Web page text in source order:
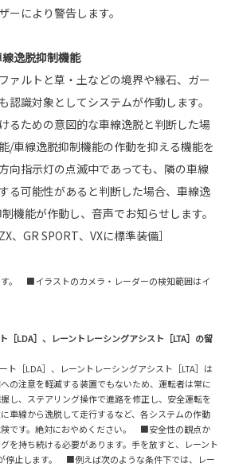
ーにより警告します。
逸脱抑制機能
ァルトと草・土などの境界や縁石、ガー
認識対象としてシステムが作動します。
るための意図的な車線逸脱と判断した場
/車線逸脱抑制機能の作動を抑える機能を
向指示灯の点滅中であっても、隣の車線
る可能性があると判断した場合、車線逸
機能が作動し、音声でお知らせします。
、GR SPORT、VXに標準装備］
。 ■イラストのカメラ・レーダーの検知範囲はイ
［LDA］、レーントレーシングアシスト［LTA］の留
ト［LDA］、レーントレーシングアシスト［LTA］は
の注意を軽減する装置でもないため、運転者は常に
し、ステアリング操作で進路を修正し、安全運転を
線から逸脱して走行するなど、各システムの作動
険です。絶対におやめください。 ■安全性の観点か
を持ち続ける必要があります。手を放すと、レーント
停止します。 ■例えば次のような条件下では、レー